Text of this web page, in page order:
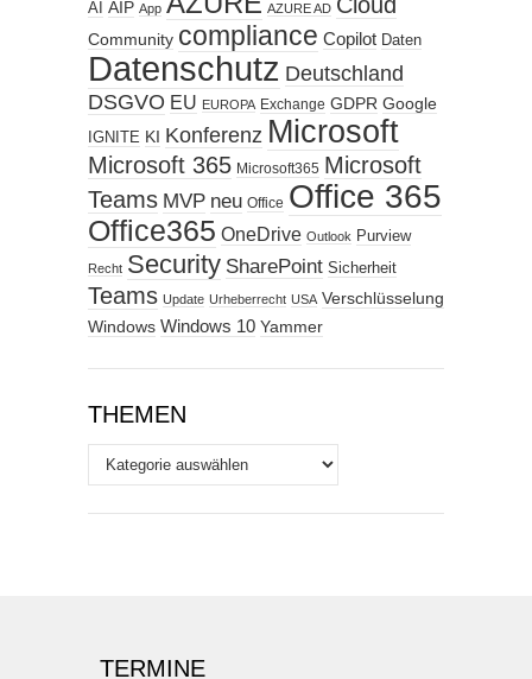
AI AIP App AZURE AD
Community compliance Copilot Daten
Datenschutz Deutschland
DSGVO EU EUROPA Exchange GDPR Google
IGNITE KI Konferenz Microsoft
Microsoft 365 Microsoft365 Microsoft
Teams MVP neu Office Office 365
Office365 OneDrive Outlook Purview
Recht Security SharePoint Sicherheit
Teams Update Urheberrecht USA Verschlüsselung
Windows Windows 10 Yammer
THEMEN
Themen
TERMINE